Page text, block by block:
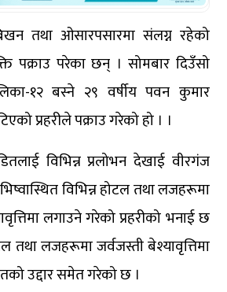
तथा ओसारपसारमा संलग्न रहेको
पक्राउ परेका छन् । सोमबार दिउँसो
१२ बस्ने २९ वर्षीय पवन कुमार
प्रहरीले पक्राउ गरेको हो । ।
विभिन्न प्रलोभन देखाई वीरगंज
विभिन्न होटल तथा लजहरूमा
लगाउने गरेको प्रहरीको भनाई छ
तथा लजहरूमा जर्वजस्ती बेश्यावृत्तिमा
उद्दार समेत गरेको छ ।